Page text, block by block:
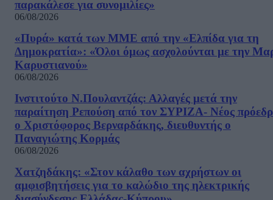
παρακάλεσε για συνομιλίες»
06/08/2026
«Πυρά» κατά των ΜΜΕ από την «Ελπίδα για τη
Δημοκρατία»: «Όλοι όμως ασχολούνται με την
Καρυστιανού»
06/08/2026
Ινστιτούτο Ν.Πουλαντζάς: Αλλαγές μετά την
παραίτηση Ρεπούση από τον ΣΥΡΙΖΑ- Νέος
ο Χριστόφορος Βερναρδάκης, διευθυντής ο
Παναγιώτης Κορμάς
06/08/2026
Χατζηδάκης: «Στον κάλαθο των αχρήστων οι
αμφισβητήσεις για το καλώδιο της ηλεκτρικής